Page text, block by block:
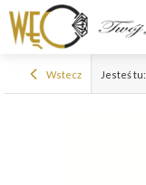
Wstecz Jesteś tu: